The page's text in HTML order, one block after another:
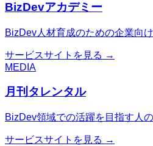
BizDevアカデミー
BizDev人材育成のための企業向
サービスサイトを見る →
MEDIA
月刊タレンタル
BizDev領域での活躍を目指す人
サービスサイトを見る →